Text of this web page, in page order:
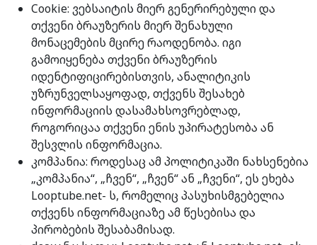
Cookie: ვებსაიტის მიერ გენერირებული და
თქვენი ბრაუზერის მიერ შენახული
მონაცემების მცირე რაოდენობა. იგი
გამოიყენება თქვენი ბრაუზერის
იდენტიფიცირებისთვის, ანალიტიკის
უზრუნველსაყოფად, თქვენს შესახებ
ინფორმაციის დასამახსოვრებლად,
როგორიცაა თქვენი ენის უპირატესობა ან
შესვლის ინფორმაცია.
კომპანია: როდესაც ამ პოლიტიკაში ნახსენებია
„კომპანია“, „ჩვენ“, „ჩვენ“ ან „ჩვენი“, ეს ეხება
Looptube.net- ს, რომელიც პასუხისმგებელია
თქვენს ინფორმაციაზე ამ წესებისა და
პირობების შესაბამისად.